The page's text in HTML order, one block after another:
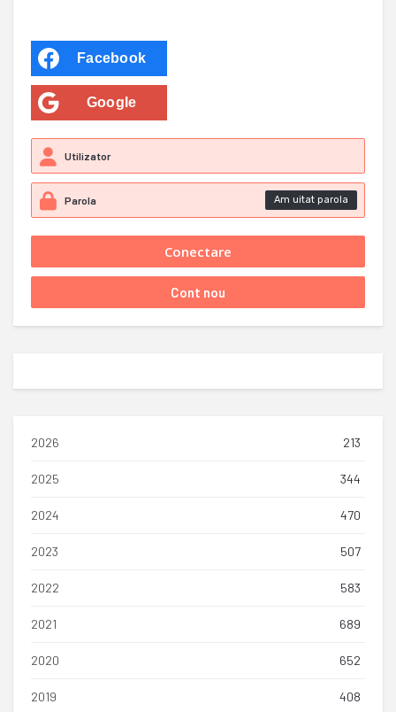
Facebook
Google
Am uitat parola
2026 213
2025 344
2024 470
2023 507
2022 583
2021 689
2020 652
2019 408